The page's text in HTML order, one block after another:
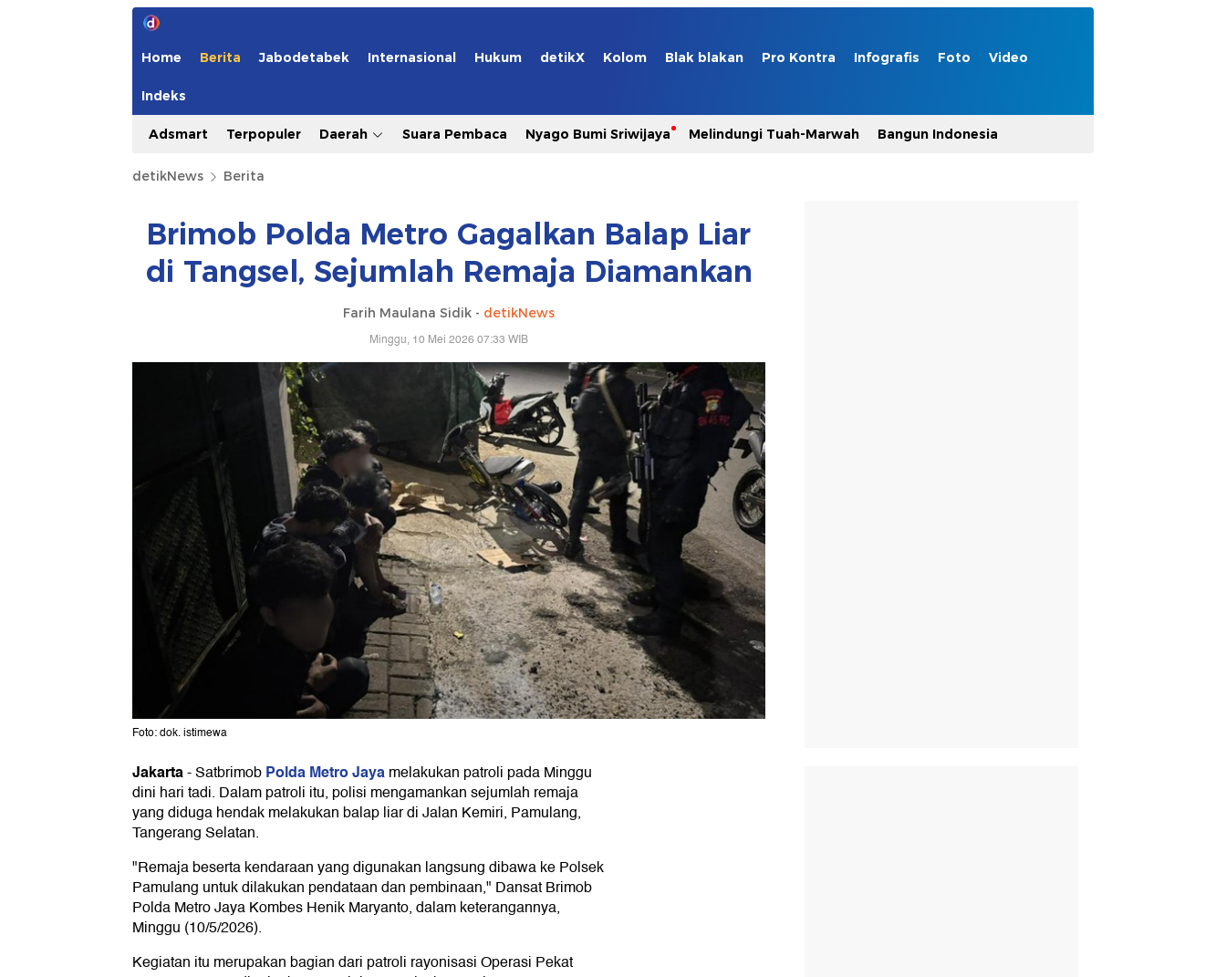
Home Berita Jabodetabek Internasional Hukum detikX Kolom Blak blakan Pro Kontra Infografis Foto Video
Indeks
Adsmart Terpopuler Daerah Suara Pembaca Nyago Bumi Sriwijaya Melindungi Tuah-Marwah Bangun Indonesia
detikNews Berita
Brimob Polda Metro Gagalkan Balap Liar
di Tangsel, Sejumlah Remaja Diamankan
Farih Maulana Sidik - detikNews
Minggu, 10 Mei 2026 07:33 WIB
Foto: dok. istimewa
Jakarta-SatbrimobPolda Metro Jayamelakukan patroli pada Minggu
dini hari tadi. Dalam patroli itu, polisi mengamankan sejumlah remaja
yang diduga hendak melakukan balap liar di Jalan Kemiri, Pamulang,
Tangerang Selatan.
"Remaja beserta kendaraan yang digunakan langsung dibawa ke Polsek
Pamulang untuk dilakukan pendataan dan pembinaan," Dansat Brimob
Polda Metro Jaya Kombes Henik Maryanto, dalam keterangannya,
Minggu (10/5/2026).
Kegiatan itu merupakan bagian dari patroli rayonisasi Operasi Pekat